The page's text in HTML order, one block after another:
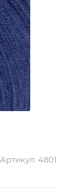
Артикул: 4801